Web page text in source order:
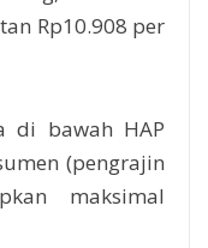
Rp10.908 per
di bawah HAP
(pengrajin
maksimal